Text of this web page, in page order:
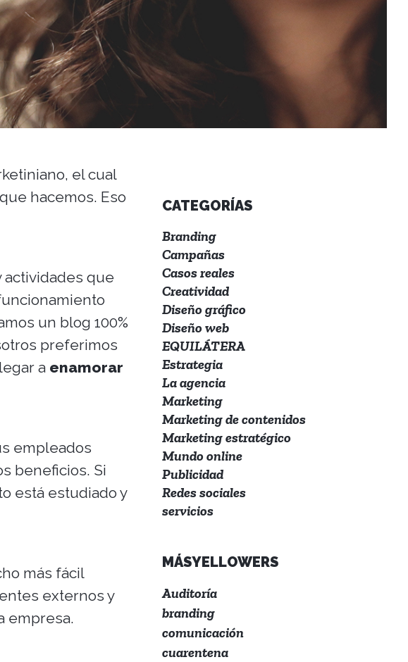
el cual
hacemos. Eso
actividades que
un blog 100%
preferimos
a enamorar
empleados
beneficios. Si
está estudiado y
más fácil
externos y
empresa.
CATEGORÍAS
Branding
Campañas
Casos reales
Creatividad
Diseño gráfico
Diseño web
EQUILÁTERA
Estrategia
La agencia
Marketing
Marketing de contenidos
Marketing estratégico
Mundo online
Publicidad
Redes sociales
servicios
MÁSYELLOWERS
Auditoría
branding
comunicación
cuarentena